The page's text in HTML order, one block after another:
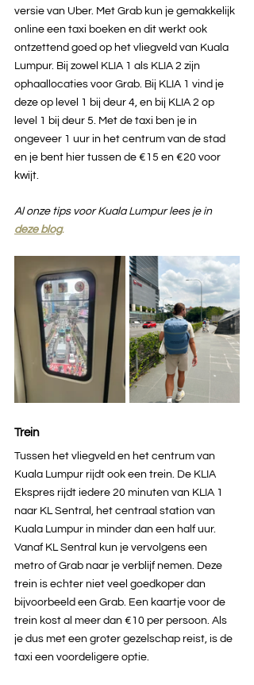
versie van Uber. Met Grab kun je gemakkelijk
online een taxi boeken en dit werkt ook
ontzettend goed op het vliegveld van Kuala
Lumpur. Bij zowel KLIA 1 als KLIA 2 zijn
ophaallocaties voor Grab. Bij KLIA 1 vind je
deze op level 1 bij deur 4, en bij KLIA 2 op
level 1 bij deur 5. Met de taxi ben je in
ongeveer 1 uur in het centrum van de stad
en je bent hier tussen de €15 en €20 voor
kwijt.
Al onze tips voor Kuala Lumpur lees je in
deze blog.
Trein
Tussen het vliegveld en het centrum van
Kuala Lumpur rijdt ook een trein. De KLIA
Ekspres rijdt iedere 20 minuten van KLIA 1
naar KL Sentral, het centraal station van
Kuala Lumpur in minder dan een half uur.
Vanaf KL Sentral kun je vervolgens een
metro of Grab naar je verblijf nemen. Deze
trein is echter niet veel goedkoper dan
bijvoorbeeld een Grab. Een kaartje voor de
trein kost al meer dan €10 per persoon. Als
je dus met een groter gezelschap reist, is de
taxi een voordeligere optie.